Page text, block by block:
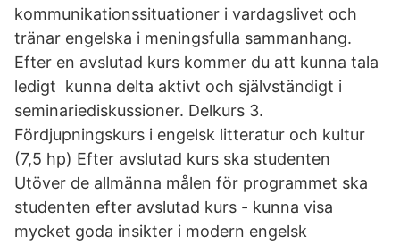
kommunikationssituationer i vardagslivet och
tränar engelska i meningsfulla sammanhang.
Efter en avslutad kurs kommer du att kunna tala
ledigt kunna delta aktivt och självständigt i
seminariediskussioner. Delkurs 3.
Fördjupningskurs i engelsk litteratur och kultur
(7,5 hp) Efter avslutad kurs ska studenten
Utöver de allmänna målen för programmet ska
studenten efter avslutad kurs - kunna visa
mycket goda insikter i modern engelsk